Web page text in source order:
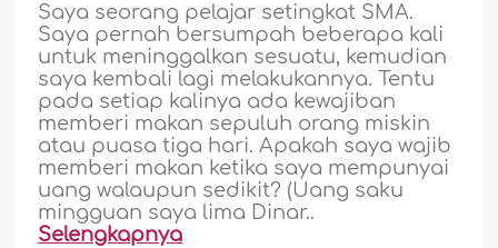
Saya seorang pelajar setingkat SMA.
Saya pernah bersumpah beberapa kali
untuk meninggalkan sesuatu, kemudian
saya kembali lagi melakukannya. Tentu
pada setiap kalinya ada kewajiban
memberi makan sepuluh orang miskin
atau puasa tiga hari. Apakah saya wajib
memberi makan ketika saya mempunyai
uang walaupun sedikit? (Uang saku
mingguan saya lima Dinar..
Selengkapnya